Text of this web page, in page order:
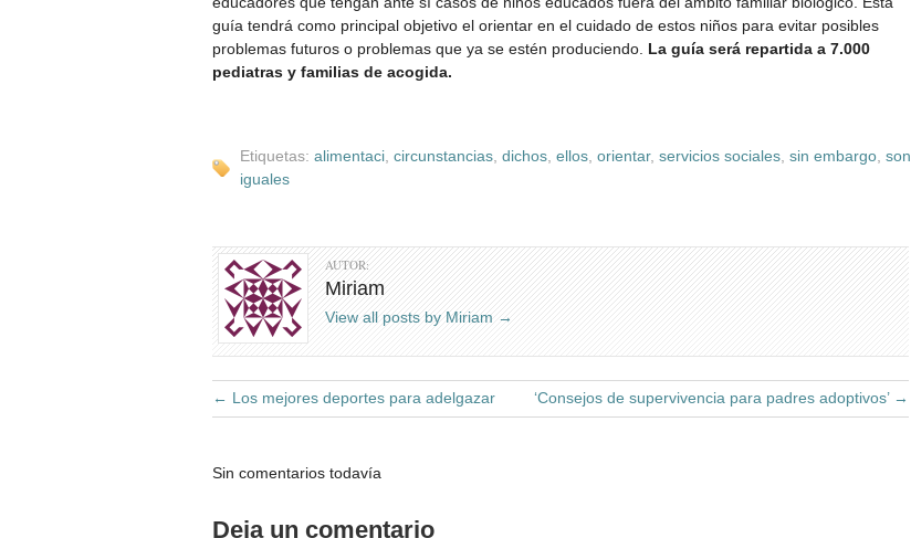
guía tendrá como principal objetivo el orientar en el cuidado de estos niños para evitar posibles
problemas futuros o problemas que ya se estén produciendo. La guía será repartida a 7.000
pediatras y familias de acogida.
Etiquetas: alimentaci circunstancias dichos ellos orientar, servicios sociales sin embargo son
iguales
AUTOR:
Miriam
View all posts by Miriam →
← Los mejores deportes para adelgazar ‘Consejos de supervivencia para padres adoptivos’ →
Sin comentarios todavía
Deja un comentario